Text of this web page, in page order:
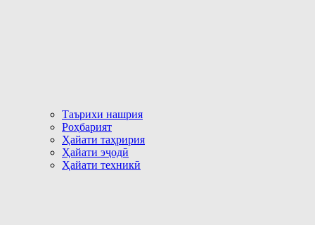
Таърихи нашрия
Роҳбарият
Ҳайати таҳририя
Ҳайати эҷодӣ
Ҳайати техникӣ